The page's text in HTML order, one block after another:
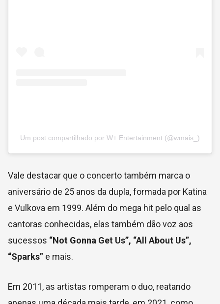
Um post compartilhado por W+ Entertainment (@wmais_)
Vale destacar que o concerto também marca o
aniversário de 25 anos da dupla, formada por Katina
e Vulkova em 1999. Além do mega hit pelo qual as
cantoras conhecidas, elas também dão voz aos
sucessos “Not Gonna Get Us”, “All About Us”,
“Sparks” e mais.
Em 2011, as artistas romperam o duo, reatando